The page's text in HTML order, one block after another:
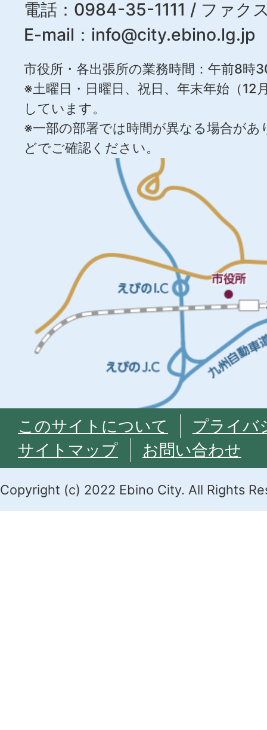
電話：0984-35-1111 / ファ
E-mail： info@city.ebino.lg.jp
市役所・各出張所の業務時間：午前8時
※土曜日・日曜日、祝日、年末年始（12
しています。
※一部の部署では時間が異なる場合が
どでご確認ください。
このサイトについて
プライバ
サイトマップ
お問い合わせ
Copyright (c) 2022 Ebino City. All Rights